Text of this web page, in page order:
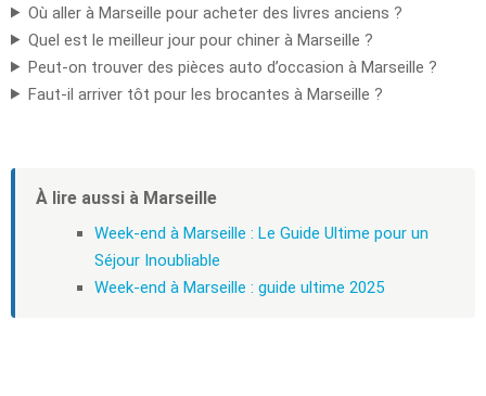
Où aller à Marseille pour acheter des livres anciens ?
Quel est le meilleur jour pour chiner à Marseille ?
Peut-on trouver des pièces auto d’occasion à Marseille ?
Faut-il arriver tôt pour les brocantes à Marseille ?
À lire aussi à Marseille
Week-end à Marseille : Le Guide Ultime pour un
Séjour Inoubliable
Week-end à Marseille : guide ultime 2025